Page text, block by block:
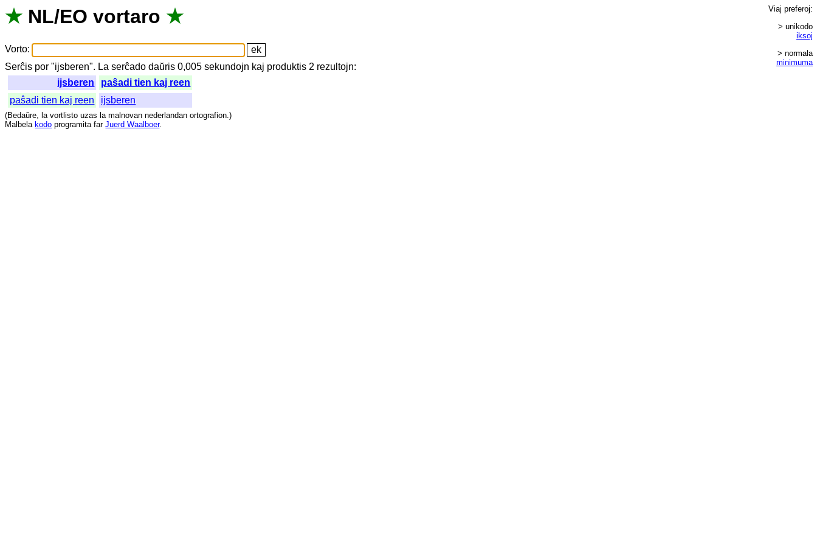
★ NL/EO vortaro ★
Vorto:
Serĉis por "ijsberen". La serĉado daŭris 0,005sekundojn kaj produktis 2 rezultojn:
ijsberen
paŝadi tien kaj reen
paŝadi tien kaj reen
ijsberen
Viaj preferoj:
> unikodo
iksoj
> normala
minimuma
(Bedaŭre, la vortlisto uzas la malnovan nederlandan ortografion.)
Malbela kodo programita far Juerd Waalboer.